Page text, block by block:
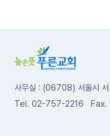
사무실 : (06708) 서울시
Tel. 02-757-2216 Fax.